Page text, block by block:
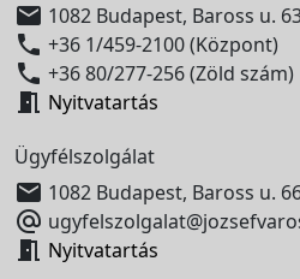
 1082 Budapest, Baross u.
 +36 1/459-2100 (Központ)
 +36 80/277-256 (Zöld szám)
 Nyitvatartás
Ügyfélszolgálat
 1082 Budapest, Baross u.

 Nyitvatartás